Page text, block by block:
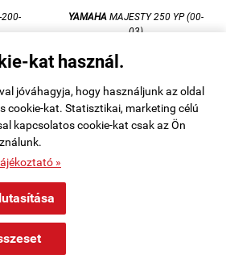
kat használ.
jóváhagyja, hogy használjunk az oldal
cookie-kat. Statisztikai, marketing célú
kapcsolatos cookie-kat csak az Ön
»
/
YAMAHA MAJESTY 250 YP (00-
03)
 KOSÁRBA
